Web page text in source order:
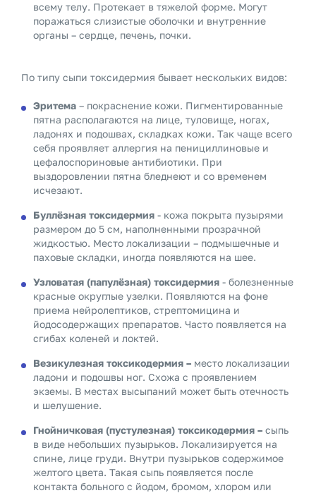
всему телу. Протекает в тяжелой форме. Могут
поражаться слизистые оболочки и внутренние
органы – сердце, печень, почки.
По типу сыпи токсидермия бывает нескольких видов:
Эритема – покраснение кожи. Пигментированные
пятна располагаются на лице, туловище, ногах,
ладонях и подошвах, складках кожи. Так чаще всего
себя проявляет аллергия на пенициллиновые и
цефалоспориновые антибиотики. При
выздоровлении пятна бледнеют и со временем
исчезают.
Буллёзная токсидермия - кожа покрыта пузырями
размером до 5 см, наполненными прозрачной
жидкостью. Место локализации – подмышечные и
паховые складки, иногда появляются на шее.
Узловатая (папулёзная) токсидермия - болезненные
красные округлые узелки. Появляются на фоне
приема нейролептиков, стрептомицина и
йодосодержащих препаратов. Часто появляется на
сгибах коленей и локтей.
Везикулезная токсикодермия – место локализации
ладони и подошвы ног. Схожа с проявлением
экземы. В местах высыпаний может быть отечность
и шелушение.
Гнойничковая (пустулезная) токсикодермия – сыпь
в виде небольших пузырьков. Локализируется на
спине, лице груди. Внутри пузырьков содержимое
желтого цвета. Такая сыпь появляется после
контакта больного с йодом, бромом, хлором или